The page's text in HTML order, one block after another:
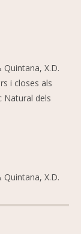
Quintana, X.D.
i closes als
Natural dels
Quintana, X.D.